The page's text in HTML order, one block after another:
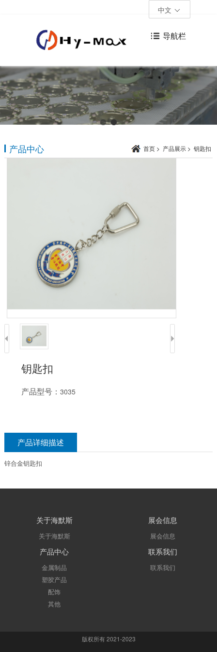
中文
导航栏
产品中心 首页 > 产品展示 > 钥匙扣
钥匙扣
产品型号：3035
产品详细描述
锌合金钥匙扣
关于海默斯
关于海默斯
展会信息
展会信息
产品中心
金属制品
塑胶产品
配饰
其他
联系我们
联系我们
版权所有 2021-2023